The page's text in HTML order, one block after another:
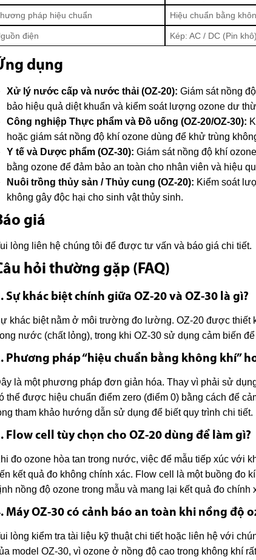
pháp hiệu chuẩn Hiệu chuẩn bằng
điện Kép: AC / DC (Pin khô)
dụng
Xử lý nước cấp và nước thải (OZ-20): Giám sát nồng
bảo hiệu quả diệt khuẩn và kiểm soát lượng ozone dư
Công nghiệp Thực phẩm và Đồ uống (OZ-20/OZ-30):
hoặc giám sát nồng độ khí ozone dùng để khử trùng
Y tế và Dược phẩm (OZ-30): Giám sát nồng độ khí
bằng ozone để đảm bảo an toàn cho nhân viên và hiệu
Nuôi trồng thủy sản / Thủy cung (OZ-20): Kiểm soát
không gây độc hại cho sinh vật thủy sinh.
giá
lòng liên hệ chúng tôi để được tư vấn và báo giá chi tiết.
hỏi thường gặp (FAQ)
Sự khác biệt chính giữa OZ-20 và OZ-30 là gì?
khác biệt nằm ở môi trường đo lường. OZ-20 được thiết
nước (chất lỏng), trong khi OZ-30 sử dụng cảm biến
Phương pháp “hiệu chuẩn bằng không khí”
là một phương pháp đơn giản hóa. Thay vì phải sử
thể được hiệu chuẩn điểm zero (điểm 0) bằng cách để
tham khảo hướng dẫn sử dụng để biết quy trình chi tiết.
Flow cell tùy chọn cho OZ-20 dùng để làm gì?
đo ozone hòa tan trong nước, việc để mẫu tiếp xúc với
kết quả đo không chính xác. Flow cell là một buồng đo
nồng độ ozone trong mẫu và mang lại kết quả đo chính
Máy OZ-30 có cảnh báo an toàn khi nồng độ
lòng kiểm tra tài liệu kỹ thuật chi tiết hoặc liên hệ với
model OZ-30, vì ozone ở nồng độ cao trong không khí